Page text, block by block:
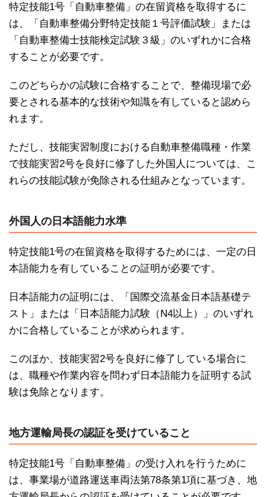
特定技能1号「自動車整備」の在留資格を取得するに
は、「自動車整備分野特定技能１号評価試験」または
「自動車整備士技能検定試験３級」のいずれかに合格
することが必要です。
このどちらかの試験に合格することで、整備現場で必
要とされる基本的な技術や知識を有していると認めら
れます。
ただし、技能実習制度における自動車整備職種・作業
で技能実習2号を良好に修了した外国人については、こ
れらの技能試験が免除される仕組みとなっています。
外国人の日本語能力水準
特定技能1号の在留資格を取得するためには、一定の日
本語能力を有していることの証明が必要です。
日本語能力の証明には、「国際交流基金日本語基礎テ
スト」または「日本語能力試験（N4以上）」のいずれ
かに合格していることが求められます。
このほか、技能実習2号を良好に修了している場合に
は、職種や作業内容を問わず日本語能力を証明する試
験は免除となります。
地方運輸局長の認証を受けていること
特定技能1号「自動車整備」の受け入れを行うために
は、事業場が道路運送車両法第78条第1項に基づき、地